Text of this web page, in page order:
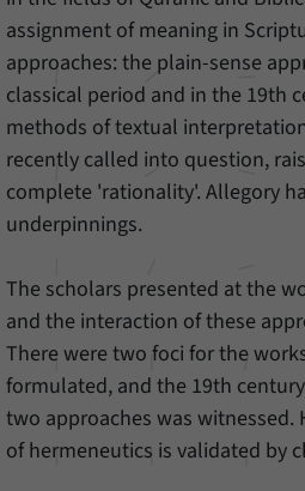
assignment of meaning in
approaches: the plain-sense
classical period and in the 19th
methods of textual
recently called into question,
complete 'rationality'. Allegory
underpinnings.
The scholars presented at the
and the interaction of these
There were two foci for the
formulated, and the 19th
two approaches was
of hermeneutics is validated by